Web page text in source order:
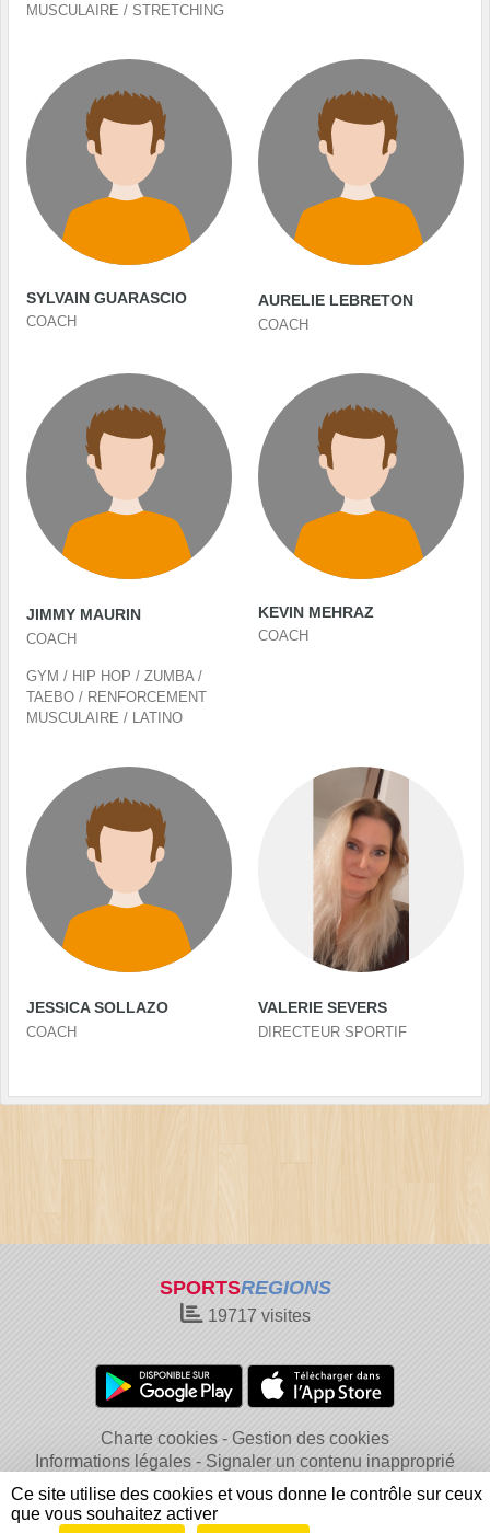
MUSCULAIRE / STRETCHING
SYLVAIN GUARASCIO
COACH
AURELIE LEBRETON
COACH
JIMMY MAURIN
COACH
GYM / HIP HOP / ZUMBA /
TAEBO / RENFORCEMENT
MUSCULAIRE / LATINO
KEVIN MEHRAZ
COACH
JESSICA SOLLAZO
COACH
VALERIE SEVERS
DIRECTEUR SPORTIF
SPORTSREGIONS
19717 visites
Charte cookies
Gestion des cookies
Informations légales
Signaler un contenu inapproprié
Ce site utilise des cookies et vous donne le contrôle sur ceux
que vous souhaitez activer